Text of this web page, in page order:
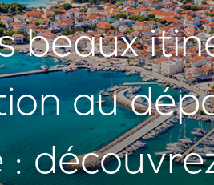
beaux
au